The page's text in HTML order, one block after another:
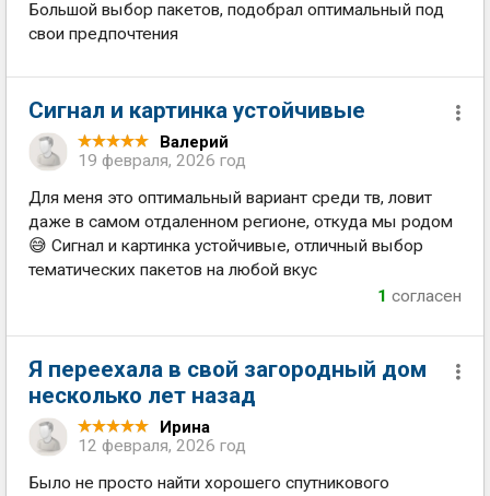
Большой выбор пакетов, подобрал оптимальный под
свои предпочтения
Сигнал и картинка устойчивые
Валерий
19 февраля, 2026 год
Для меня это оптимальный вариант среди тв, ловит
даже в самом отдаленном регионе, откуда мы родом
😅 Сигнал и картинка устойчивые, отличный выбор
тематических пакетов на любой вкус
1 согласен
Я переехала в свой загородный дом
несколько лет назад
Ирина
12 февраля, 2026 год
Было не просто найти хорошего спутникового